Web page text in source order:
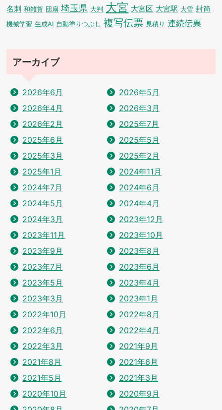
名刺 和雑貨 団扇 埼玉県 大判 大宮 大宮区 大宮駅 大雪 封筒
機械学習 生成AI 自動塗りつぶし 複写伝票 見積り 連続伝票
アーカイブ
2026年6月
2026年5月
2026年4月
2026年3月
2026年2月
2025年7月
2025年6月
2025年5月
2025年3月
2025年2月
2025年1月
2024年11月
2024年7月
2024年6月
2024年5月
2024年4月
2024年3月
2023年12月
2023年11月
2023年10月
2023年9月
2023年8月
2023年7月
2023年6月
2023年5月
2023年4月
2023年3月
2023年1月
2022年10月
2022年8月
2022年6月
2022年4月
2022年3月
2021年9月
2021年8月
2021年6月
2021年5月
2021年3月
2020年10月
2020年9月